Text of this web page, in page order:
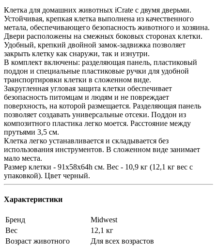
Клетка для домашних животных iCrate с двумя дверьми.
Устойчивая, крепкая клетка выполнена из качественного
метала, обеспечивающего безопасность животного и хозяина.
Двери расположены на смежных боковых сторонах клетки.
Удобный, крепкий двойной замок-задвижка позволяет
закрыть клетку как снаружи, так и изнутри.
В комплект включены: разделяющая панель, пластиковый
поддон и специальные пластиковые ручки для удобной
транспортировки клетки в сложенном виде.
Закругленная угловая защита клетки обеспечивает
безопасность питомцам и людям и не повреждает
поверхность, на которой размещается. Разделяющая панель
позволяет создавать универсальные отсеки. Поддон из
композитного пластика легко моется. Расстояние между
прутьями 3,5 см.
Клетка легко устанавливается и складывается без
использования инструментов. В сложенном виде занимает
мало места.
Размер клетки - 91х58х64h см. Вес - 10,9 кг (12,1 кг вес с
упаковкой). Цвет черный.
Характеристики
Бренд
Midwest
Вес
12,1 кг
Возраст животного
Для всех возрастов